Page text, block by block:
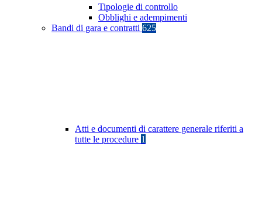
Tipologie di controllo
Obblighi e adempimenti
Bandi di gara e contratti 625
Atti e documenti di carattere generale riferiti a
tutte le procedure 1